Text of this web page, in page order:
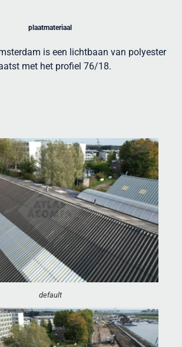
plaatmateriaal
is een lichtbaan van polyester
met het profiel 76/18.
default